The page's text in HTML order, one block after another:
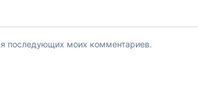
последующих моих комментариев.